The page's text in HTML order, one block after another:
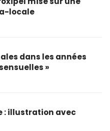
locale
dans les années
»
: illustration avec